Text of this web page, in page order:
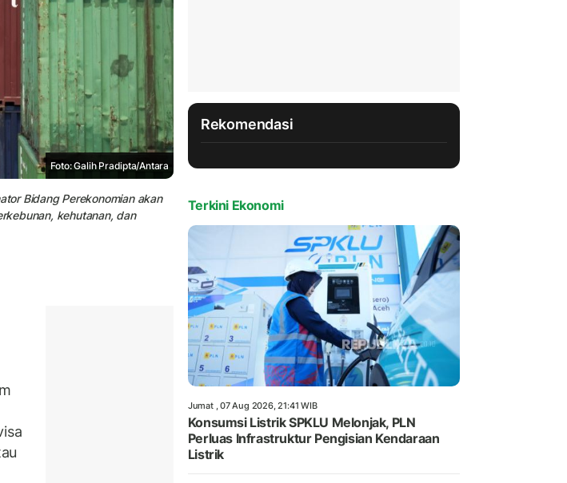
Foto: Galih Pradipta/Antara
Bidang Perekonomian akan
kehutanan, dan
Rekomendasi
Terkini Ekonomi
Jumat , 07 Aug 2026, 21:41 WIB
Konsumsi Listrik SPKLU Melonjak, PLN
Perluas Infrastruktur Pengisian Kendaraan
Listrik